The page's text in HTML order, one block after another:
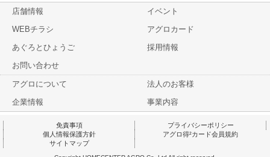
店舗情報
イベント
WEBチラシ
アグロカード
あぐろとひょうご
採用情報
お問い合わせ
アグロについて
法人のお客様
企業情報
事業内容
免責事項
プライバシーポリシー
個人情報保護方針
アグロ得²カード会員規約
サイトマップ